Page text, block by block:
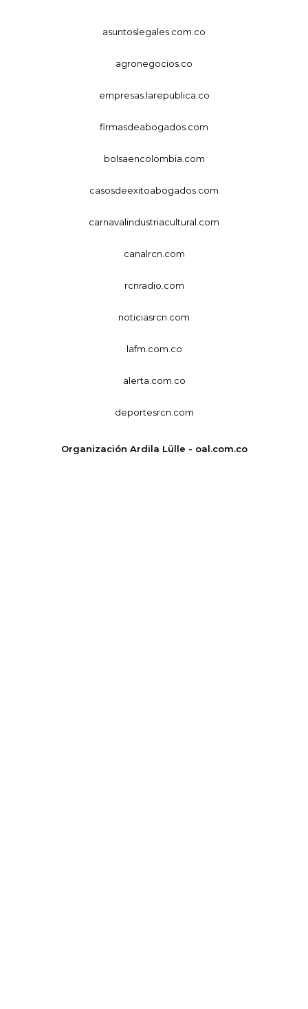
asuntoslegales.com.co
agronegocios.co
empresas.larepublica.co
firmasdeabogados.com
bolsaencolombia.com
casosdeexitoabogados.com
carnavalindustriacultural.com
canalrcn.com
rcnradio.com
noticiasrcn.com
lafm.com.co
alerta.com.co
deportesrcn.com
Organización Ardila Lülle - oal.com.co